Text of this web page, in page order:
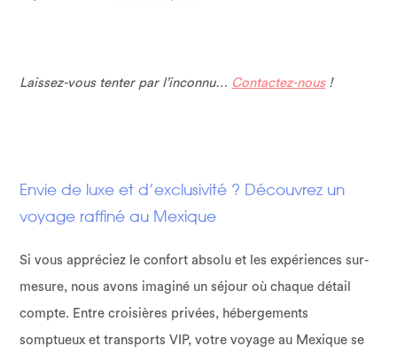
Laissez-vous tenter par l’inconnu… Contactez-nous!
Envie de luxe et d’exclusivité ? Découvrez un
voyage raffiné au Mexique
Si vous appréciez le confort absolu et les expériences sur-
mesure, nous avons imaginé un séjour où chaque détail
compte. Entre croisières privées, hébergements
somptueux et transports VIP, votre voyage au Mexique se